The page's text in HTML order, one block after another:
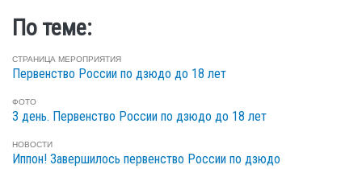
По теме:
СТРАНИЦА МЕРОПРИЯТИЯ
Первенство России по дзюдо до 18 лет
ФОТО
3 день. Первенство России по дзюдо до 18 лет
НОВОСТИ
Иппон! Завершилось первенство России по дзюдо